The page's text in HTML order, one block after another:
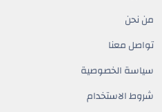
من نحن
تواصل معنا
سياسة الخصوصية
شروط الاستخدام